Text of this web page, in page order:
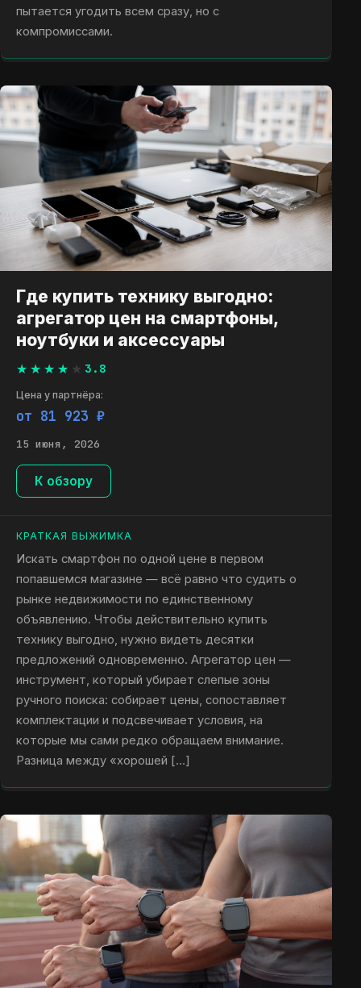
пытается угодить всем сразу, но с
компромиссами.
Где купить технику выгодно:
агрегатор цен на смартфоны,
ноутбуки и аксессуары
3.8
Цена у партнёра:
от 81 703 ₽
15 июня, 2026
К обзору
КРАТКАЯ ВЫЖИМКА
Искать смартфон по одной цене в первом
попавшемся магазине — всё равно что судить о
рынке недвижимости по единственному
объявлению. Чтобы действительно купить
технику выгодно, нужно видеть десятки
предложений одновременно. Агрегатор цен —
инструмент, который убирает слепые зоны
ручного поиска: собирает цены, сопоставляет
комплектации и подсвечивает условия, на
которые мы сами редко обращаем внимание.
Разница между «хорошей […]